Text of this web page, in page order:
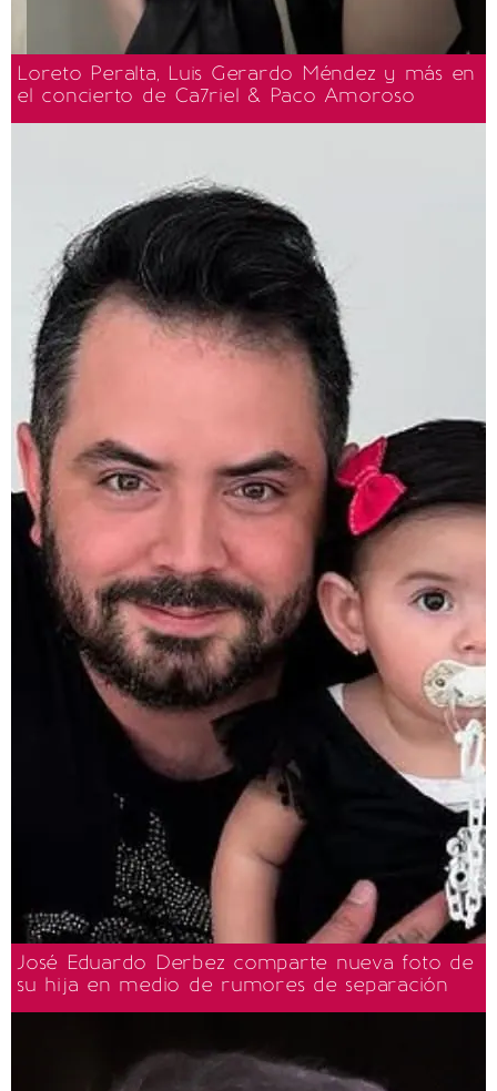
Loreto Peralta, Luis Gerardo Méndez y más en
el concierto de Ca7riel & Paco Amoroso
José Eduardo Derbez comparte nueva foto de
su hija en medio de rumores de separación